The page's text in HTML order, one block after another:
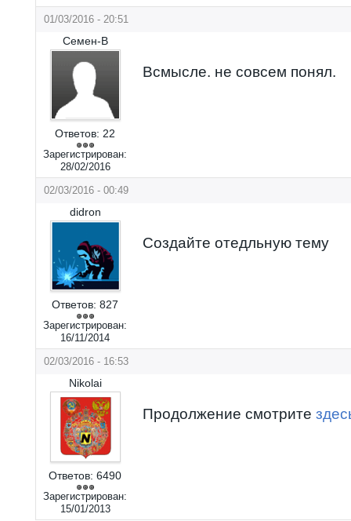
01/03/2016 - 20:51
Семен-В
Ответов: 22
Зарегистрирован:
28/02/2016
Всмысле. не совсем понял.
02/03/2016 - 00:49
didron
Ответов: 827
Зарегистрирован:
16/11/2014
Создайте отедльную тему
02/03/2016 - 16:53
Nikolai
Ответов: 6490
Зарегистрирован:
15/01/2013
Продолжение смотрите